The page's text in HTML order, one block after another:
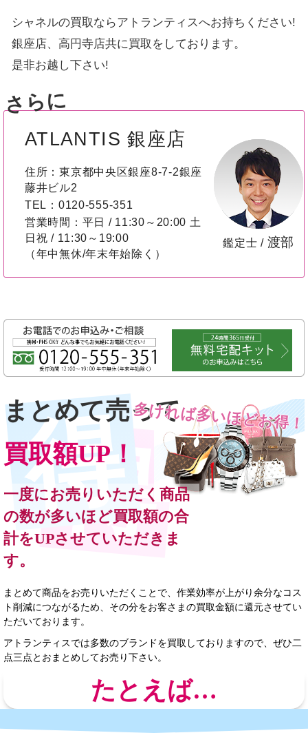
シャネルの買取ならアトランティスへお持ちください!
銀座店、高円寺店共に買取をしております。
是非お越し下さい!
ATLANTIS 銀座店
住所：東京都中央区銀座8-7-2銀座
藤井ビル2
TEL：0120-555-351
営業時間：平日 / 11:30～20:00 土
日祝 / 11:30～19:00
（年中無休/年末年始除く）
鑑定士 / 渡部
まとめて売って
さらに
買取額UP！
多ければ多いほどお得！
一度にお売りいただく商品
の数が多いほど買取額の合
計をUPさせていただきま
す。
まとめて商品をお売りいただくことで、作業効率が上がり余分なコス
ト削減につながるため、その分をお客さまの買取金額に還元させてい
ただいております。
アトランティスでは多数のブランドを買取しておりますので、ぜひ二
点三点とおまとめしてお売り下さい。
たとえば…